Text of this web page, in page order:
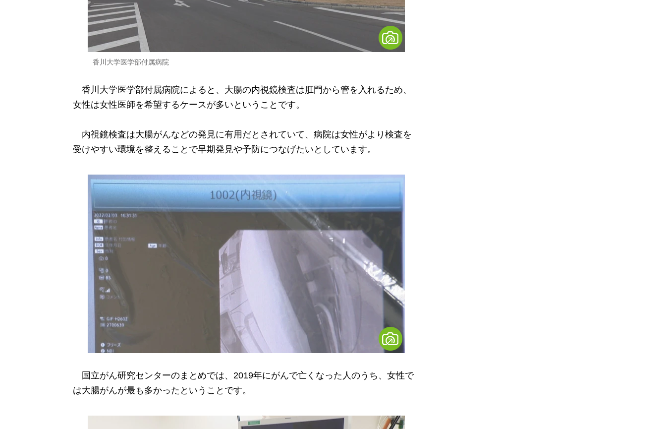
香川大学医学部付属病院
香川大学医学部付属病院によると、大腸の内視鏡検査は肛門から管を入れるため、
女性は女性医師を希望するケースが多いということです。
内視鏡検査は大腸がんなどの発見に有用だとされていて、病院は女性がより検査を
受けやすい環境を整えることで早期発見や予防につなげたいとしています。
国立がん研究センターのまとめでは、2019年にがんで亡くなった人のうち、女性で
は大腸がんが最も多かったということです。